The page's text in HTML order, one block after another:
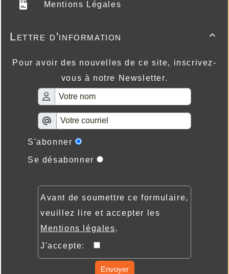
Mentions Légales

Lettre d'information
Pour avoir des nouvelles de ce site, inscrivez-
vous à notre Newsletter.
S'abonner
Se désabonner
Avant de soumettre ce formulaire,
veuillez lire et accepter les
Mentions légales.
J'accepte:
Envoyer